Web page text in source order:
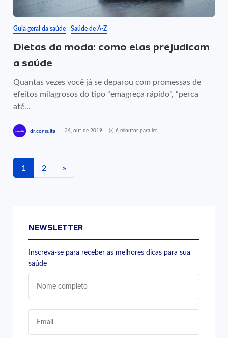
Guia geral da saúde Saúde de A-Z
Dietas da moda: como elas prejudicam
a saúde
Quantas vezes você já se deparou com promessas de
efeitos milagrosos do tipo “emagreça rápido”, “perca
até...
dr.consulta 24, out de 2019 6 minutos para ler
1 2 »
NEWSLETTER
Inscreva-se para receber as melhores dicas para sua
saúde